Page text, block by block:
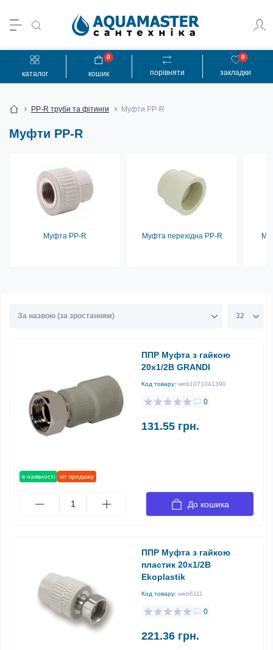
каталог порівняти закладки
0
кошик
0
PP-R труби та фітинги Муфти PP-R
Муфти PP-R
Муфта PP-R Муфта перехідна PP-R
в наявності хіт продажу
ППР Муфта з гайкою
20х1/2В GRANDI
Код товару: web1071041390
0
131.55 грн.
До кошика
ППР Муфта з гайкою
пластик 20х1/2В
Ekoplastik
Код товару: web6111
0
221.36 грн.